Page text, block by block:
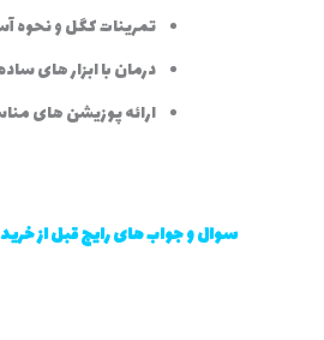
تمرینات کگل و نحوه
درمان با ابزار های
ارائه پوزیشن های
سوال و جواب های رایج قبل از